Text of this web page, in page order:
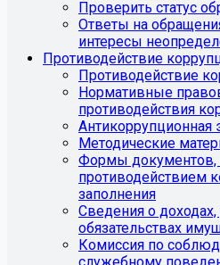
Проверить статус
Ответы на
интересы
Противодействие
Противодействие
Нормативные
противодействия
Антикоррупционная
Методические
Формы документов,
противодействием
заполнения
Сведения о
обязательствах
Комиссия по